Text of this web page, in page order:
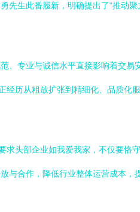
生此番履新，明确提出了“推动
、专业与诚信水平直接影响着交
历从粗放扩张到精细化、品质化
头部企业如我爱我家，不仅要
与合作，降低行业整体运营成本